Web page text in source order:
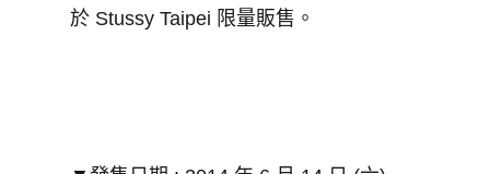
於 Stussy Taipei 限量販售。